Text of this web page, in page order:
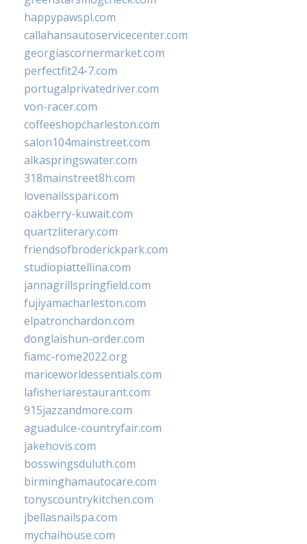
happypawspl.com
callahansautoservicecenter.com
georgiascornermarket.com
perfectfit24-7.com
portugalprivatedriver.com
von-racer.com
coffeeshopcharleston.com
salon104mainstreet.com
alkaspringswater.com
318mainstreet8h.com
lovenailsspari.com
oakberry-kuwait.com
quartzliterary.com
friendsofbroderickpark.com
studiopiattellina.com
jannagrillspringfield.com
fujiyamacharleston.com
elpatronchardon.com
donglaishun-order.com
fiamc-rome2022.org
mariceworldessentials.com
lafisheriarestaurant.com
915jazzandmore.com
aguadulce-countryfair.com
jakehovis.com
bosswingsduluth.com
birminghamautocare.com
tonyscountrykitchen.com
jbellasnailspa.com
mychaihouse.com